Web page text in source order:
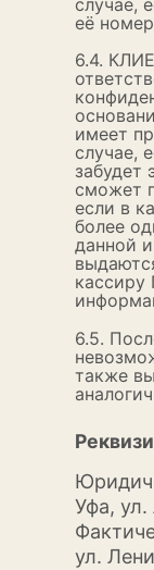
её
6.4.
имеет
случае,
забудет
сможет
если в
более
данной
кассиру
6.5.
также
Уфа, ул.
ул.